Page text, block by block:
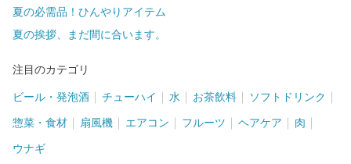
夏の必需品！ひんやりアイテム
夏の挨拶、まだ間に合います。
注目のカテゴリ
ビール・発泡酒 チューハイ 水 お茶飲料 ソフトドリンク
惣菜・食材 扇風機 エアコン フルーツ ヘアケア 肉
ウナギ